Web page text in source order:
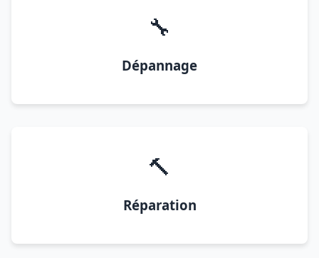
🔧
Dépannage
🔨
Réparation